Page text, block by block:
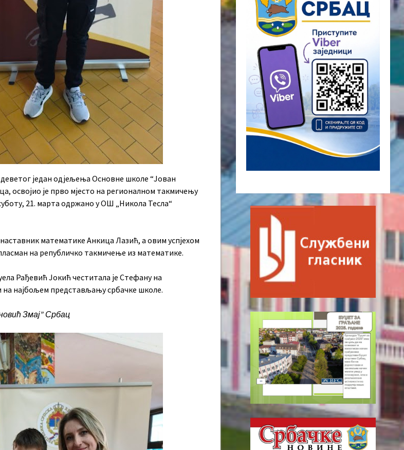
један одјељења Основне школе “Јован
освојио је прво мјесто на регионалном такмичењу
21. марта одржано у ОШ „Никола Тесла“
математике Анкица Лазић, а овим успјехом
на републичко такмичење из математике.
Рађевић Јокић честитала је Стефану на
на најбољем представљању србачке школе.
Змај” Србац